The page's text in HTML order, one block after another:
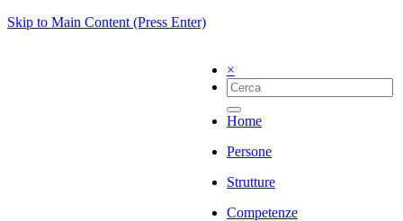
Skip to Main Content (Press Enter)
×
Home
Persone
Strutture
Competenze